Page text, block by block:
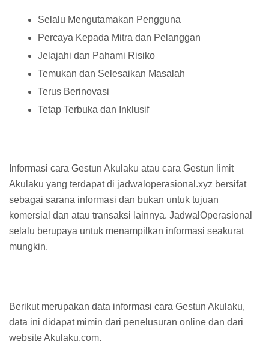
Selalu Mengutamakan Pengguna
Percaya Kepada Mitra dan Pelanggan
Jelajahi dan Pahami Risiko
Temukan dan Selesaikan Masalah
Terus Berinovasi
Tetap Terbuka dan Inklusif
Informasi cara Gestun Akulaku atau cara Gestun limit
Akulaku yang terdapat di jadwaloperasional.xyz bersifat
sebagai sarana informasi dan bukan untuk tujuan
komersial dan atau transaksi lainnya. JadwalOperasional
selalu berupaya untuk menampilkan informasi seakurat
mungkin.
Berikut merupakan data informasi cara Gestun Akulaku,
data ini didapat mimin dari penelusuran online dan dari
website Akulaku.com.